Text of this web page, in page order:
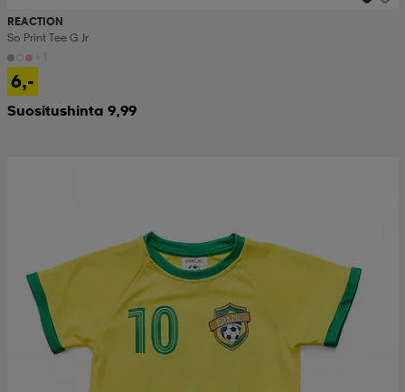
REACTION
So Print Tee G Jr
6,-
Suositushinta 9,99